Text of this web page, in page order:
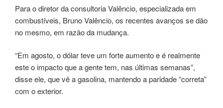
Para o diretor da consultoria Valêncio, especializada em
combustíveis, Bruno Valêncio, os recentes avanços se dão
no mesmo, em razão da mudança.
“Em agosto, o dólar teve um forte aumento e é realmente
este o impacto que a gente tem, nas últimas semanas”,
disse ele, que vê a gasolina, mantendo a paridade “correta”
com o exterior.